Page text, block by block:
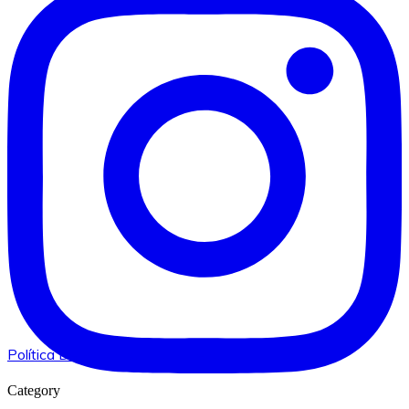
Política De Privacitat I Avís Legal
Category